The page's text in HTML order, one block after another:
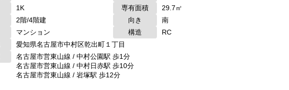
1K 専有面積
29.7㎡
2階/4階建 向き
南
マンション 構造
RC
愛知県名古屋市中村区乾出町１丁目
名古屋市営東山線 / 中村公園駅 歩1分
名古屋市営東山線 / 中村日赤駅 歩10分
名古屋市営東山線 / 岩塚駅 歩12分